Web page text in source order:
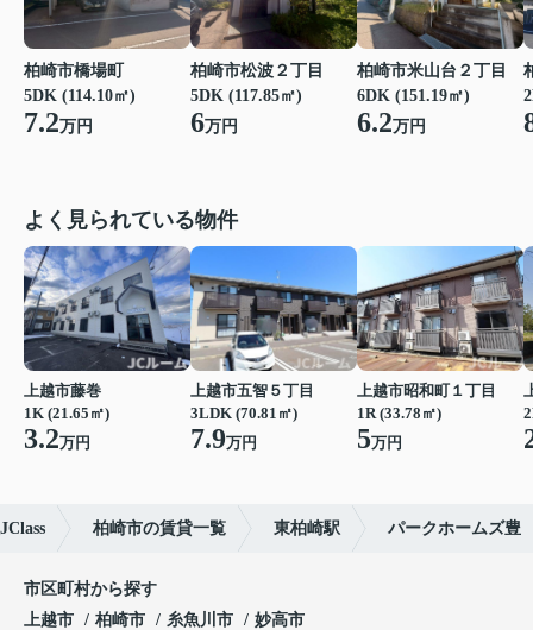
柏崎市橋場町
5DK (114.10㎡)
7.2万円
柏崎市松波２丁目
5DK (117.85㎡)
6万円
柏崎市米山台２丁目
6DK (151.19㎡)
6.2万円
よく見られている物件
上越市藤巻
1K (21.65㎡)
3.2万円
上越市五智５丁目
3LDK (70.81㎡)
7.9万円
上越市昭和町１丁目
1R (33.78㎡)
5万円
柏崎市の賃貸一覧 東柏崎駅 パークホームズ豊
市区町村から探す
上越市
柏崎市 糸魚川市 妙高市